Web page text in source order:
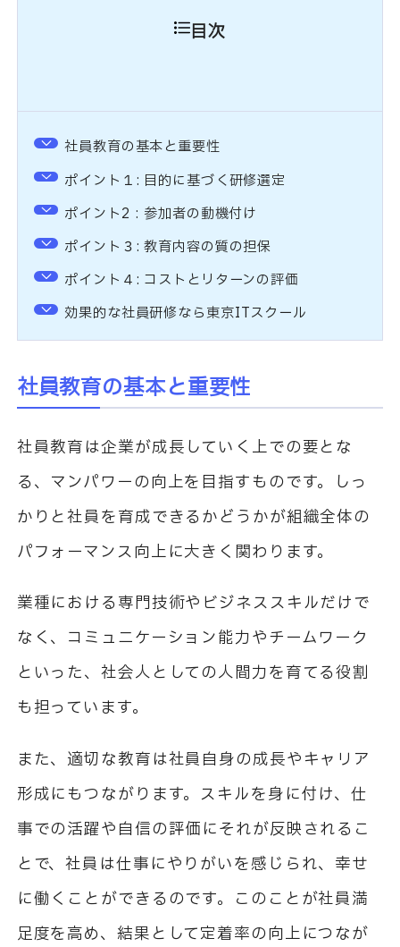
目次
社員教育の基本と重要性
ポイント１: 目的に基づく研修選定
ポイント2 : 参加者の動機付け
ポイント３: 教育内容の質の担保
ポイント４: コストとリターンの評価
効果的な社員研修なら東京ITスクール
社員教育の基本と重要性
社員教育は企業が成長していく上での要とな
る、マンパワーの向上を目指すものです。しっ
かりと社員を育成できるかどうかが組織全体の
パフォーマンス向上に大きく関わります。
業種における専門技術やビジネススキルだけで
なく、コミュニケーション能力やチームワーク
といった、社会人としての人間力を育てる役割
も担っています。
また、適切な教育は社員自身の成長やキャリア
形成にもつながります。スキルを身に付け、仕
事での活躍や自信の評価にそれが反映されるこ
とで、社員は仕事にやりがいを感じられ、幸せ
に働くことができるのです。このことが社員満
足度を高め、結果として定着率の向上につなが